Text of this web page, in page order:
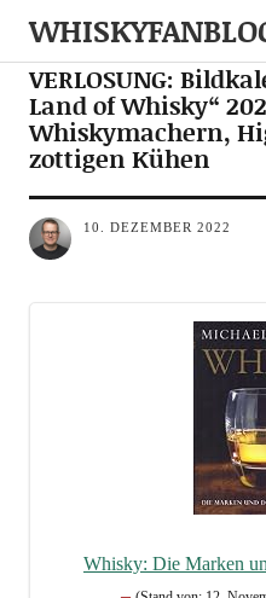
DEALS MEDIA NEWS
VERLOSUNG:
Land of Whisky“
Whiskymachern,
zottigen Kühen
10. DEZEMBER 2022
Whis­ky: Die Mar­ken